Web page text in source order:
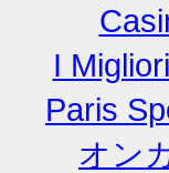
I
Paris
オン